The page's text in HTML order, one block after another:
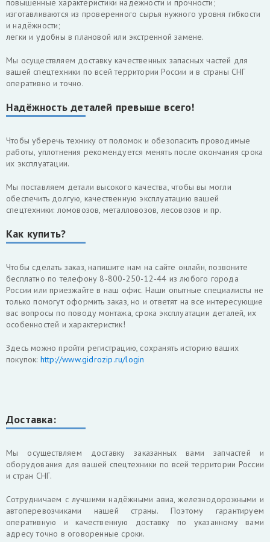
повышенные характеристики надёжности и прочности;
изготавливаются из проверенного сырья нужного уровня гибкости
и надёжности;
легки и удобны в плановой или экстренной замене.
Мы осуществляем доставку качественных запасных частей для
вашей спецтехники по всей территории России и в страны СНГ
оперативно и точно.
Надёжность деталей превыше всего!
Чтобы уберечь технику от поломок и обезопасить проводимые
работы, уплотнения рекомендуется менять после окончания срока
их эксплуатации.
Мы поставляем детали высокого качества, чтобы вы могли
обеспечить долгую, качественную эксплуатацию вашей
спецтехники: ломовозов, металловозов, лесовозов и пр.
Как купить?
Чтобы сделать заказ, напишите нам на сайте онлайн, позвоните
бесплатно по телефону 8-800-250-12-44 из любого города
России или приезжайте в наш офис. Наши опытные специалисты не
только помогут оформить заказ, но и ответят на все интересующие
вас вопросы по поводу монтажа, срока эксплуатации деталей, их
особенностей и характеристик!
Здесь можно пройти регистрацию, сохранять историю ваших
покупок: http://www.gidrozip.ru/login
Доставка:
Мы осуществляем доставку заказанных вами запчастей и
оборудования для вашей спецтехники по всей территории России
и стран СНГ.
Cотрудничаем с лучшими надёжными авиа, железнодорожными и
автоперевозчиками нашей страны. Поэтому гарантируем
оперативную и качественную доставку по указанному вами
адресу точно в оговоренные сроки.